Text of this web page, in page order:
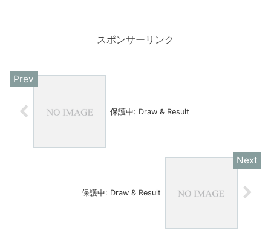
スポンサーリンク
保護中: Draw & Result
保護中: Draw & Result